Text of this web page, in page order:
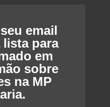
email
lista para
em
sobre
na MP